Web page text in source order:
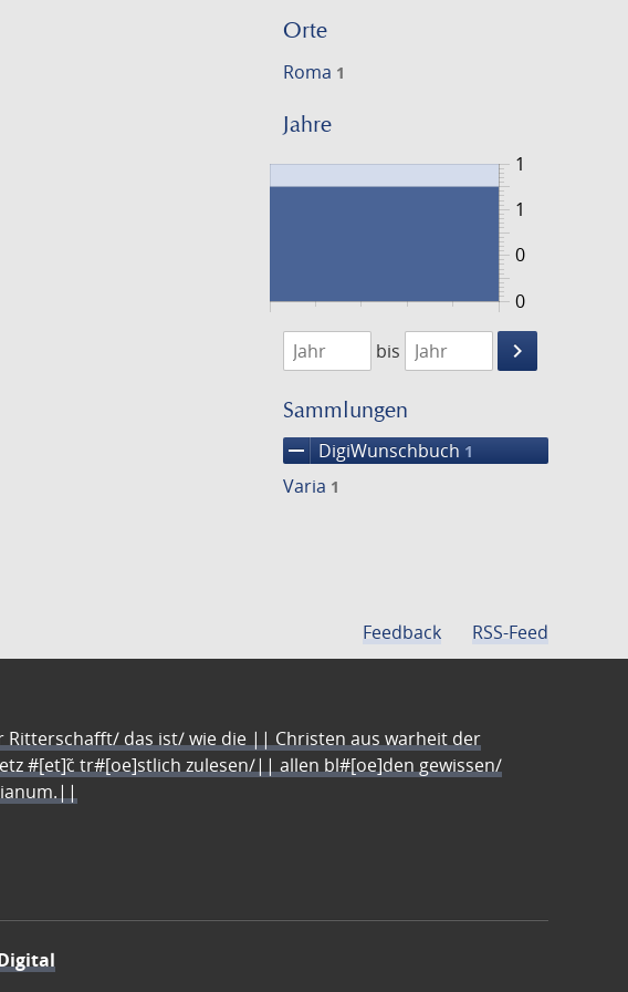
Orte
Roma 1
Jahre
0
1
0
1
1790
1791
bis
keyboard_arrow_right
Suche
Sammlungen
remove DigiWunschbuch 1
Varia 1
Feedback RSS-Feed
das ist/ wie die || Christen aus warheit der
#[et]c̃ tr#[oe]stlich zulesen/|| allen bl#[oe]den gewissen/